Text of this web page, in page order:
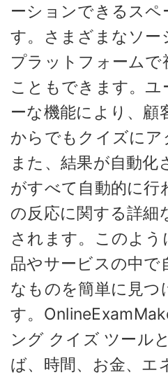
ーションできるスペ
す。さまざまなソー
プラットフォームで
こともできます。ユ
ーな機能により、顧
からでもクイズにア
また、結果が自動化
がすべて自動的に行
の反応に関する詳細
されます。このよ
品やサービスの中で
なものを簡単に見つ
す。
ング クイズ ツール
ば、時間、お金、エ